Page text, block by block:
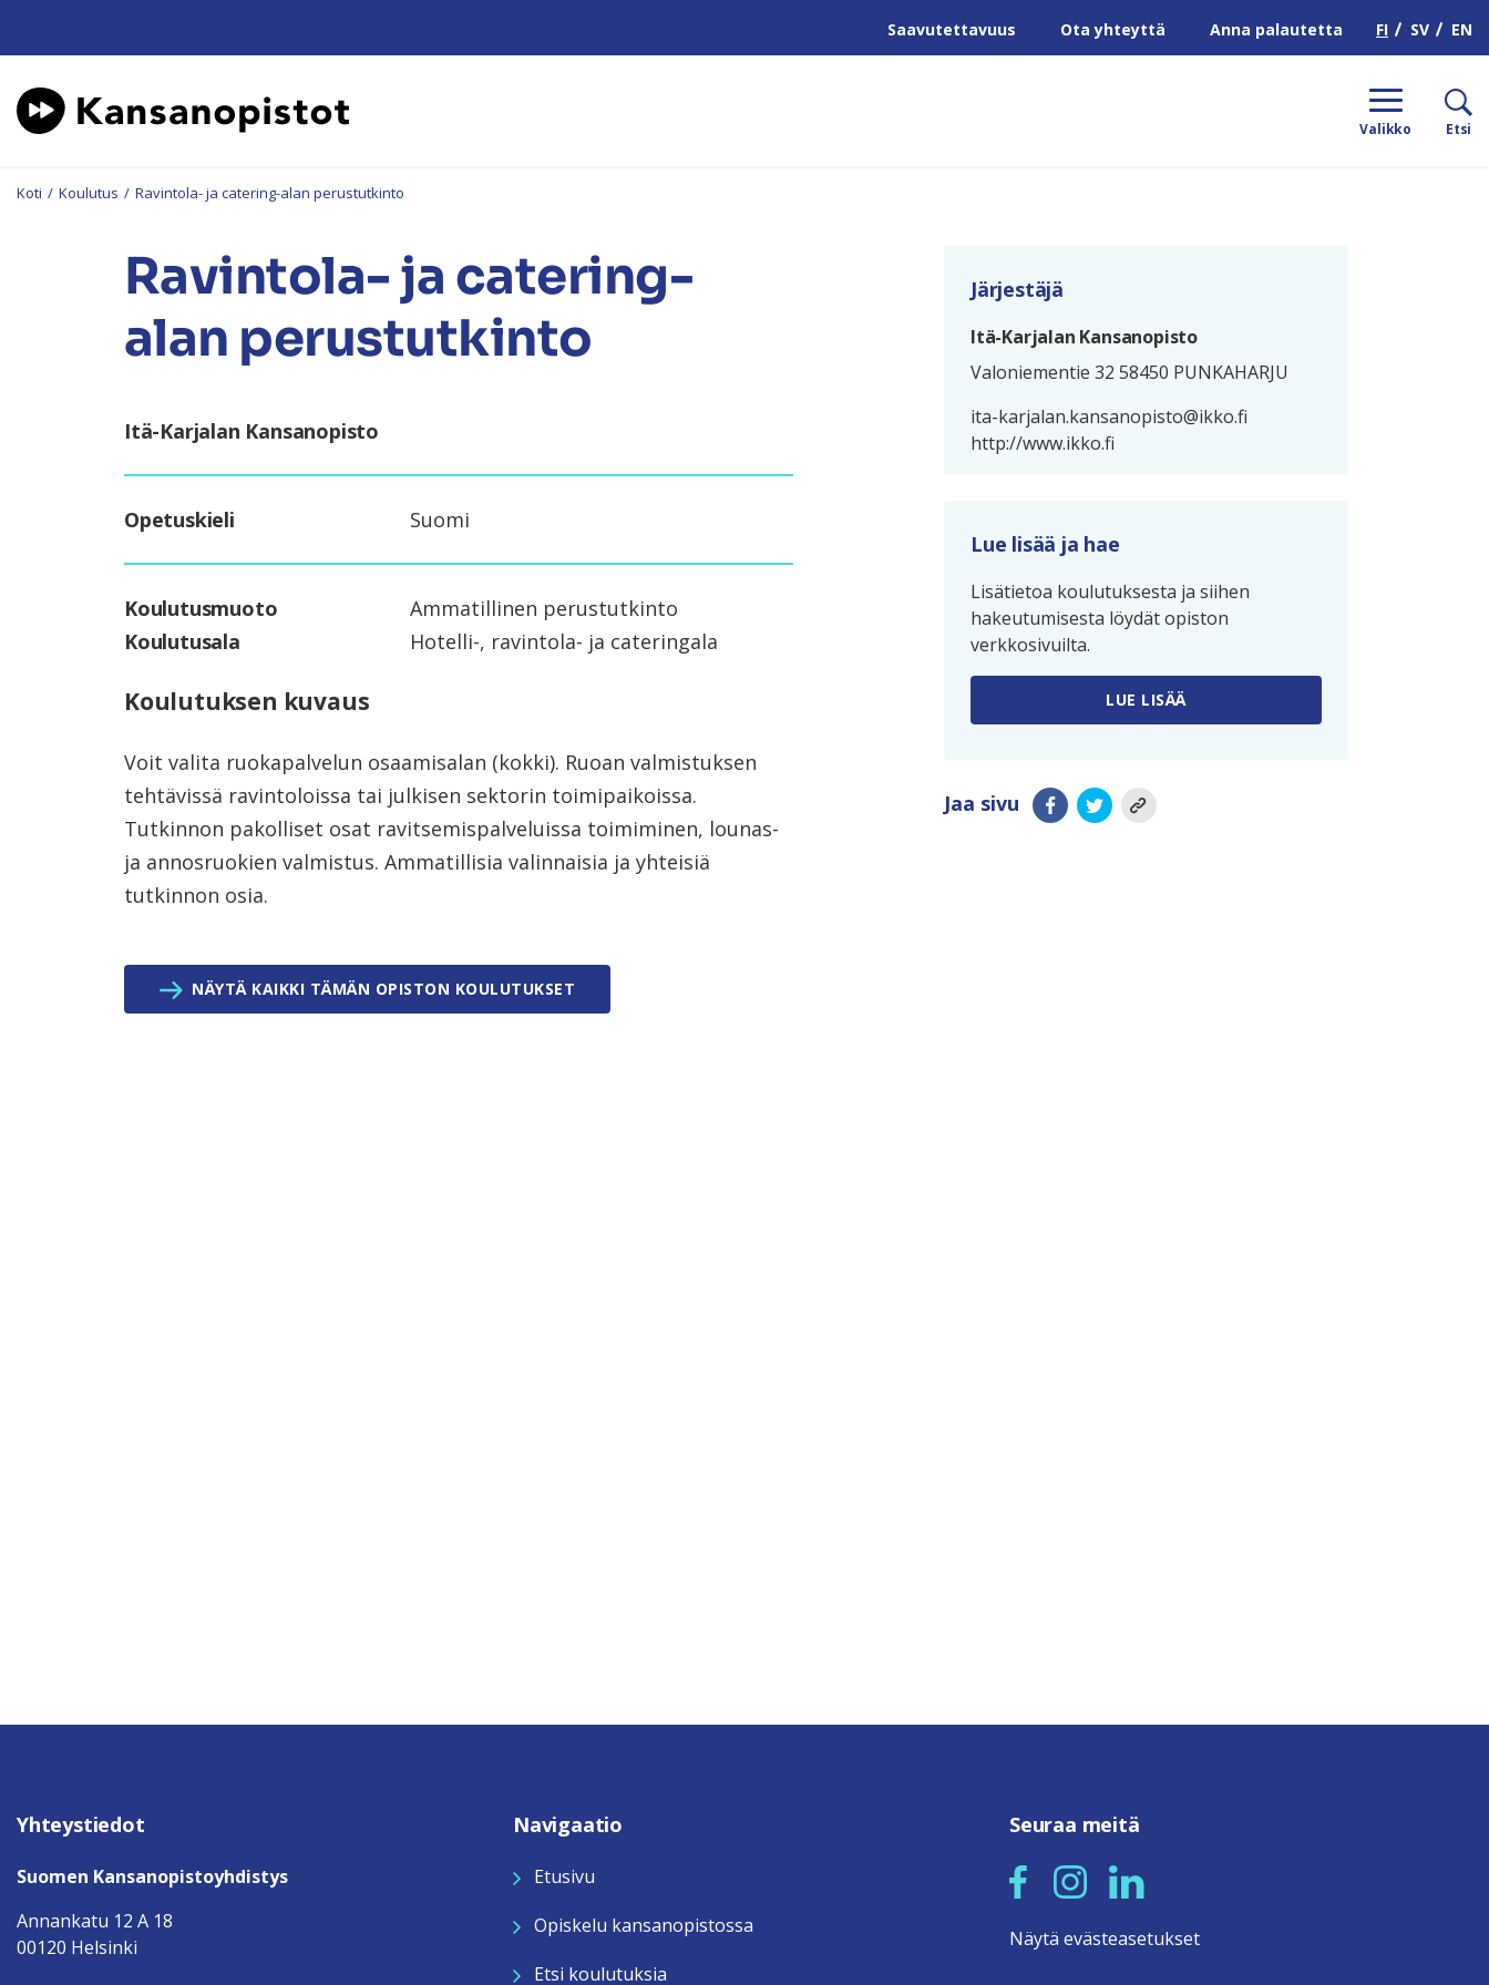
Saavutettavuus Ota yhteyttä Anna palautetta FI SV EN
Valikko Etsi
Koti / Koulutus / Ravintola- ja catering-alan perustutkinto
Ravintola- ja catering-
alan perustutkinto
Itä-Karjalan Kansanopisto
Opetuskieli Suomi
Koulutusmuoto
Ammatillinen perustutkinto
Koulutusala
Hotelli-, ravintola- ja cateringala
Koulutuksen kuvaus
Voit valita ruokapalvelun osaamisalan (kokki). Ruoan valmistuksen
tehtävissä ravintoloissa tai julkisen sektorin toimipaikoissa.
Tutkinnon pakolliset osat ravitsemispalveluissa toimiminen, lounas-
ja annosruokien valmistus. Ammatillisia valinnaisia ja yhteisiä
tutkinnon osia.
NÄYTÄ KAIKKI TÄMÄN OPISTON KOULUTUKSET
Järjestäjä
Itä-Karjalan Kansanopisto
Valoniementie 32 58450 PUNKAHARJU
ita-karjalan.kansanopisto@ikko.fi
http://www.ikko.fi
Lue lisää ja hae
Lisätietoa koulutuksesta ja siihen
hakeutumisesta löydät opiston
verkkosivuilta.
LUE LISÄÄ
Jaa sivu
Yhteystiedot
Suomen Kansanopistoyhdistys
Annankatu 12 A 18
00120 Helsinki
Navigaatio
Etusivu
Opiskelu kansanopistossa
Etsi koulutuksia
Seuraa meitä
Näytä evästeasetukset